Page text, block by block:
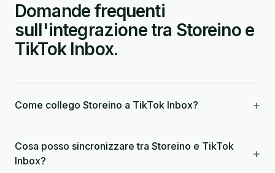
Domande frequenti
sull'integrazione tra Storeino e
TikTok Inbox.
Come collego Storeino a TikTok Inbox? +
Cosa posso sincronizzare tra Storeino e TikTok
Inbox?
+